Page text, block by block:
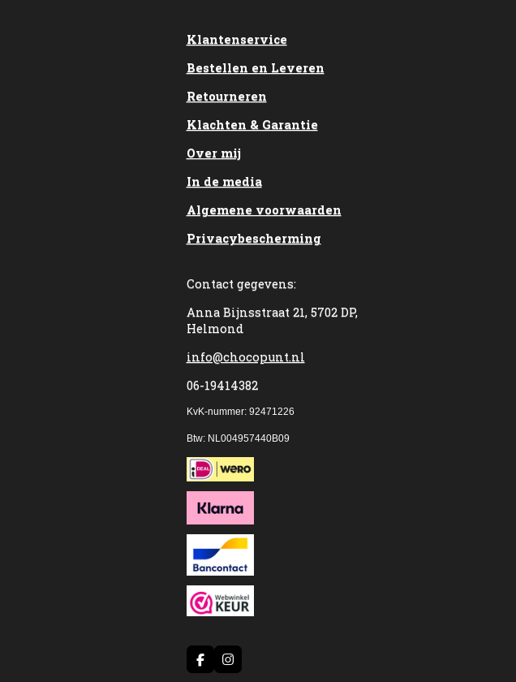
Klantenservice
Bestellen en Leveren
Retourneren
Klachten & Garantie
Over mij
In de media
Algemene voorwaarden
Privacybescherming
Contact gegevens:
Anna Bijnsstraat 21, 5702 DP,
Helmond
info@chocopunt.nl
06-19414382
KvK-nummer: 92471226
Btw: NL004957440B09
F
a
I
n